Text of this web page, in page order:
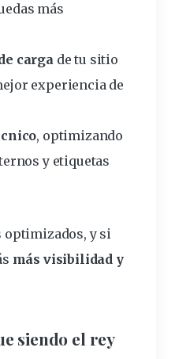
más
cargade tu sitio
experiencia de
, optimizando
y etiquetas
y si
más visibilidad y
siendo el rey